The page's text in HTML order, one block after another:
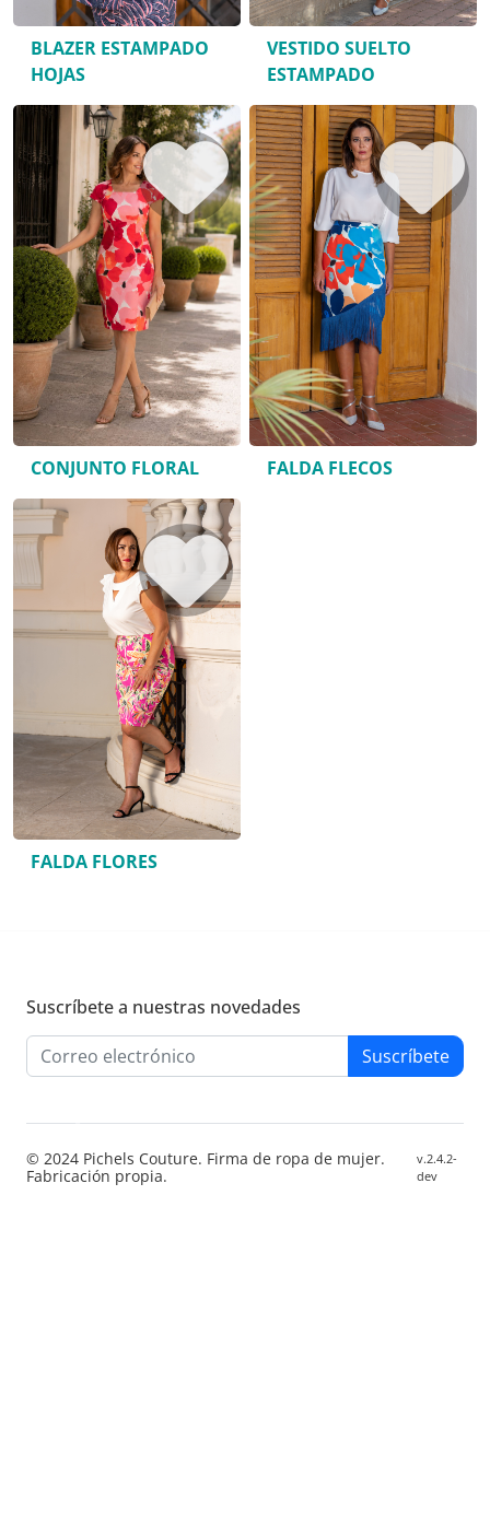
BLAZER ESTAMPADO
HOJAS
VESTIDO SUELTO
ESTAMPADO
CONJUNTO FLORAL FALDA FLECOS
FALDA FLORES
Suscríbete a nuestras novedades
Suscríbete
© 2024 Pichels Couture. Firma de ropa de mujer.
Fabricación propia.
v.2.4.2-
dev